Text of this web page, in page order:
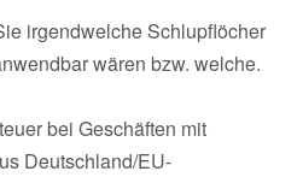
irgendwelche Schlupflöcher
wären bzw. welche.
bei Geschäften mit
Deutschland/EU-